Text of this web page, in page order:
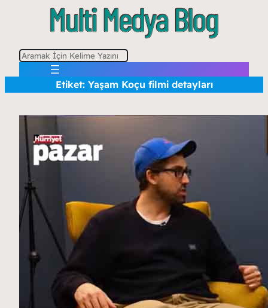
A
Etiket: Yaşam Koçu filmi detayları